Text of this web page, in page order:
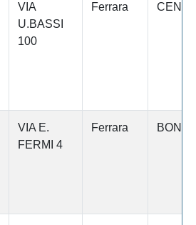
VIA
U.BASSI
100
Ferrara
VIA E.
FERMI 4
Ferrara